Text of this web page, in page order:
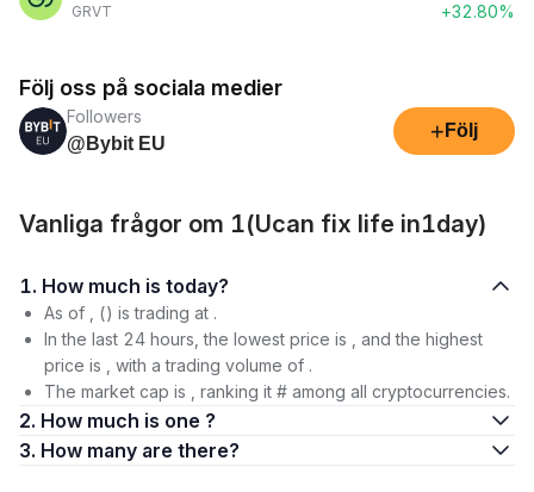
GRVT
+32.80%
Följ oss på sociala medier
Followers
@Bybit EU
+ Följ
Vanliga frågor om 1(Ucan fix life in1day)
1. How much is today?
As of , () is trading at .
In the last 24 hours, the lowest price is , and the highest
price is , with a trading volume of .
The market cap is , ranking it # among all cryptocurrencies.
2. How much is one ?
3. How many are there?